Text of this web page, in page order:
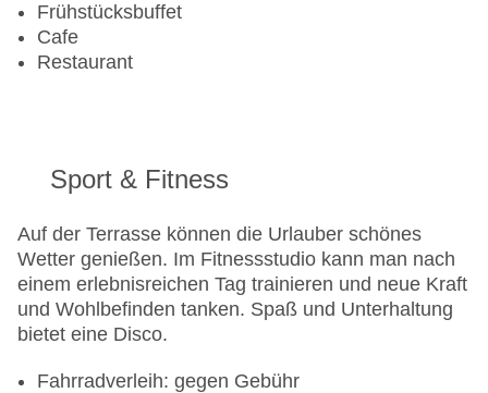
Frühstücksbuffet
Cafe
Restaurant
Sport & Fitness
Auf der Terrasse können die Urlauber schönes
Wetter genießen. Im Fitnessstudio kann man nach
einem erlebnisreichen Tag trainieren und neue Kraft
und Wohlbefinden tanken. Spaß und Unterhaltung
bietet eine Disco.
Fahrradverleih: gegen Gebühr